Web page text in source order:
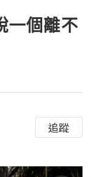
一個離不
追蹤